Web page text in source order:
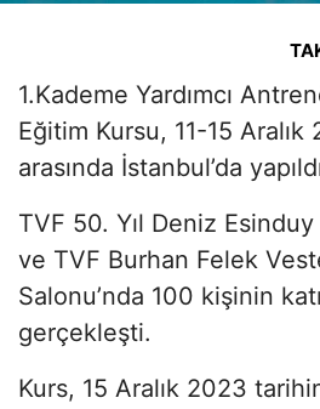
1.Kademe Yardımcı
Eğitim Kursu, 11-15
arasında İstanbul’da
TVF 50. Yıl Deniz
ve TVF Burhan Felek
Salonu’nda 100 kişinin
gerçekleşti.
Kurs, 15 Aralık 2023